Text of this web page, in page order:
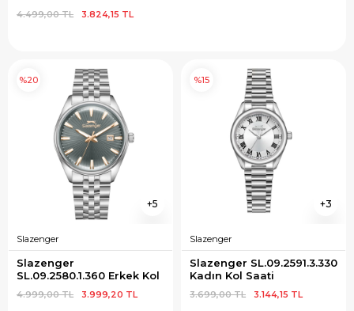
3.824,15 TL
4.499,00 TL
5
Slazenger
Slazenger
SL.09.2580.1.360 Erkek Kol
3.999,20 TL
4.999,00 TL
%20
3
Slazenger
Slazenger SL.09.2591.3.330
Kadın Kol Saati
3.144,15 TL
3.699,00 TL
%15